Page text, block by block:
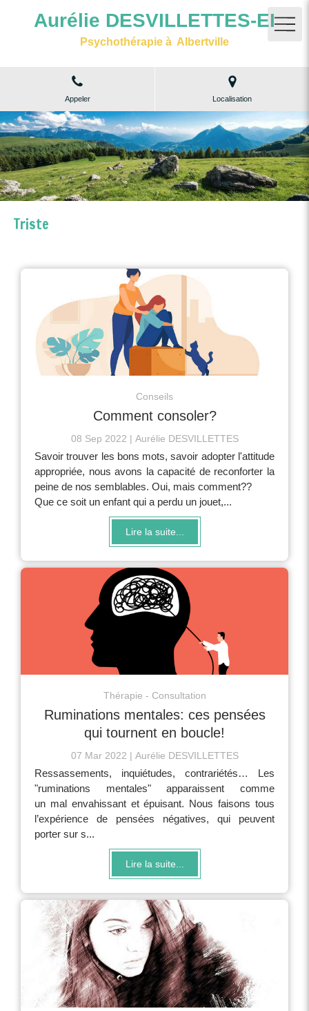
Aurélie DESVILLETTES-EI
Psychothérapie à Albertville
Appeler Localisation
Triste
Conseils
Comment consoler?
08 Sep 2022 Aurélie DESVILLETTES
Savoir trouver les bons mots, savoir adopter l'attitude
appropriée, nous avons la capacité de reconforter la
peine de nos semblables. Oui, mais comment??
Que ce soit un enfant qui a perdu un jouet,...
Lire la suite...
Thérapie - Consultation
Ruminations mentales: ces pensées
qui tournent en boucle!
07 Mar 2022 Aurélie DESVILLETTES
Ressassements, inquiétudes, contrariétés… Les
"ruminations mentales" apparaissent comme
un mal envahissant et épuisant. Nous faisons tous
l’expérience de pensées négatives, qui peuvent
porter sur s...
Lire la suite...